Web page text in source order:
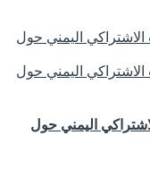
اليمني حول